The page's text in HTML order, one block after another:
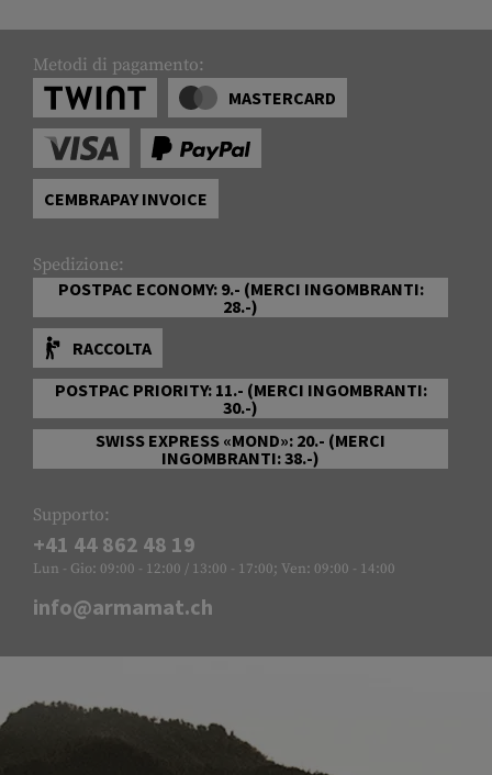
Metodi di pagamento:
MASTERCARD
CEMBRAPAY INVOICE
Spedizione:
POSTPAC ECONOMY: 9.- (MERCI INGOMBRANTI:
28.-)
RACCOLTA
POSTPAC PRIORITY: 11.- (MERCI INGOMBRANTI:
30.-)
SWISS EXPRESS «MOND»: 20.- (MERCI
INGOMBRANTI: 38.-)
Supporto:
+41 44 862 48 19
Lun - Gio: 09:00 - 12:00 / 13:00 - 17:00; Ven: 09:00 - 14:00
info@armamat.ch